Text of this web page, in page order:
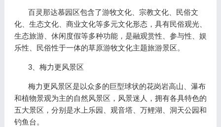
百灵那达慕园区包含了游牧文化、宗教文化、民俗文
化、生态文化、商业文化等多元文化形态，具有民俗观光、
生态旅游、休闲度假等多种功能，是融观赏性、参与性、娱
乐性、民俗性于一体的草原游牧文化主题旅游景区。
3、梅力更风景区
梅力更风景区是以众多的巨型球状的花岗岩高山、瀑布
和植物景观为主的自然风景区，风景迷人，拥有各具特色的
五大景区，分别是水上乐园、观音塔、万鲤湖、洞天公园和
钓鱼台。